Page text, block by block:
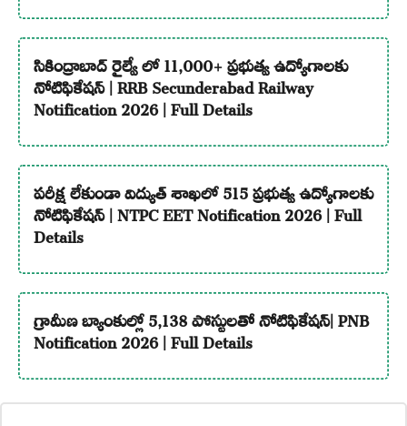
సికింద్రాబాద్ రైల్వే లో 11,000+ ప్రభుత్వ ఉద్యోగాలకు
నోటిఫికేషన్ | RRB Secunderabad Railway
Notification 2026 | Full Details
పరీక్ష లేకుండా విద్యుత్ శాఖలో 515 ప్రభుత్వ ఉద్యోగాలకు
నోటిఫికేషన్ | NTPC EET Notification 2026 | Full
Details
గ్రామీణ బ్యాంకుల్లో 5,138 పోస్టులతో నోటిఫికేషన్| PNB
Notification 2026 | Full Details